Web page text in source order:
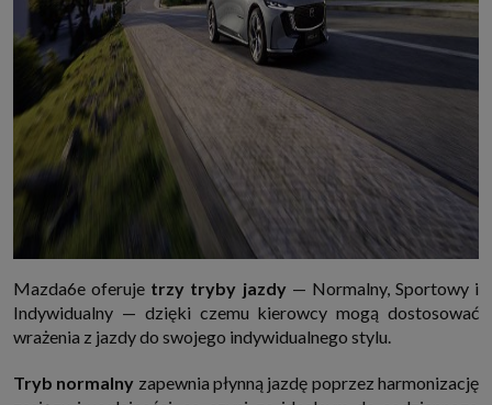
Mazda6e oferuje trzy tryby jazdy— Normalny, Sportowy i
Indywidualny — dzięki czemu kierowcy mogą dostosować
wrażenia z jazdy do swojego indywidualnego stylu.
Tryb normalny zapewnia płynną jazdę poprzez harmonizację